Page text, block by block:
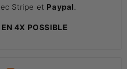
Stripe et Paypal
4X POSSIBLE